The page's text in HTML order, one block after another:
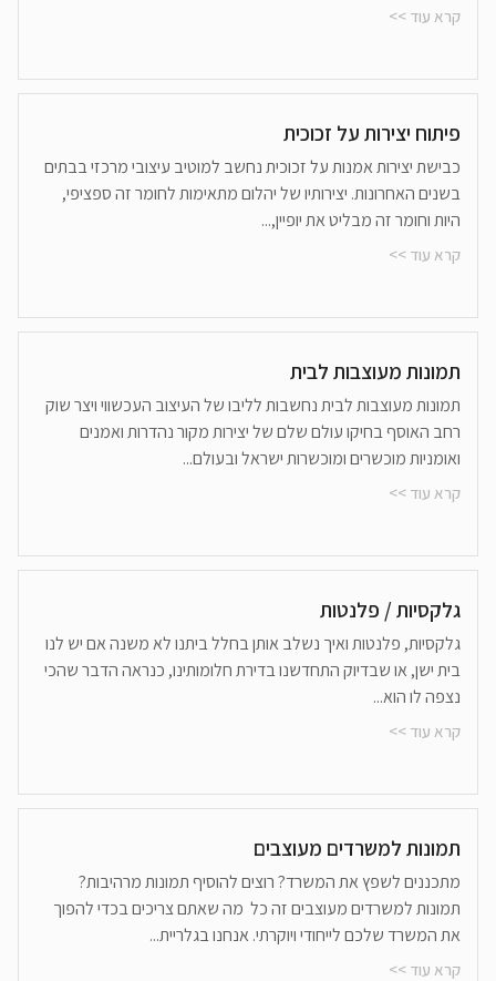
קרא עוד >>
פיתוח יצירות על זכוכית
כבישת יצירות אמנות על זכוכית נחשב למוטיב עיצובי מרכזי בבתים
בשנים האחרונות. יצירותיו של יהלום מתאימות לחומר זה ספציפי,
היות וחומר זה מבליט את יופיין,...
קרא עוד >>
תמונות מעוצבות לבית
תמונות מעוצבות לבית נחשבות לליבו של העיצוב העכשווי ויצר שוק
רחב האוסף בחיקו עולם שלם של יצירות מקור נהדרות ואמנים
ואומניות מוכשרים ומוכשרות ישראל ובעולם...
קרא עוד >>
גלקסיות / פלנטות
גלקסיות, פלנטות ואיך נשלב אותן בחלל ביתנו לא משנה אם יש לנו
בית ישן, או שבדיוק התחדשנו בדירת חלומותינו, כנראה הדבר שהכי
נצפה לו הוא...
קרא עוד >>
תמונות למשרדים מעוצבים
מתכננים לשפץ את המשרד? רוצים להוסיף תמונות מרהיבות?
תמונות למשרדים מעוצבים זה כל מה שאתם צריכים בכדי להפוך
את המשרד שלכם לייחודי ויוקרתי. אנחנו בגלריית...
קרא עוד >>